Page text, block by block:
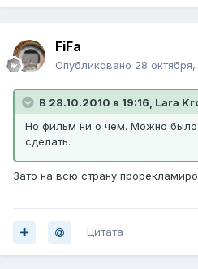
FiFa
Опубликовано 28 октября,
В 28.10.2010 в 19:16, Lara
Но фильм ни о чем. Можно было
сделать.
Зато на всю страну
Цитата